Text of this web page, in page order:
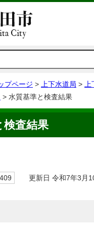
プページ > 上下水道局 >
> 水質基準と検査結果
検査結果
更新日 令和7年3月